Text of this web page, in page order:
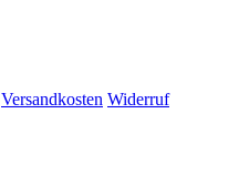
Versandkosten Widerruf